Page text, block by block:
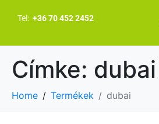
Tel: +36 70 452 2452
Címke: dubai
Home Termékek dubai